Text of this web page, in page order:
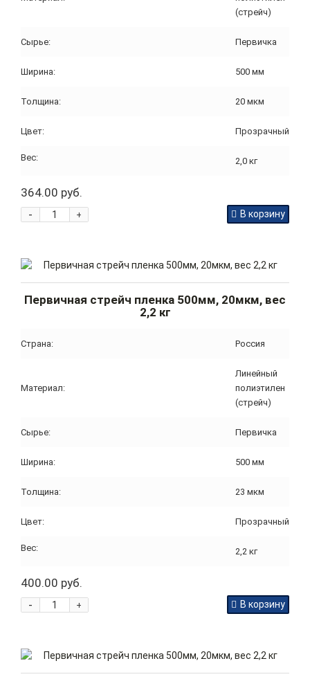
(стрейч)
Сырье: Первичка
Ширина: 500 мм
Толщина: 20 мкм
Цвет: Прозрачный
Вес: 2,0 кг
364.00 руб.
+
- В корзину
Первичная стрейч пленка 500мм, 20мкм, вес
2,2 кг
Страна: Россия
Материал:
Линейный
полиэтилен
(стрейч)
Сырье: Первичка
Ширина: 500 мм
Толщина: 23 мкм
Цвет: Прозрачный
Вес: 2,2 кг
400.00 руб.
+
- В корзину